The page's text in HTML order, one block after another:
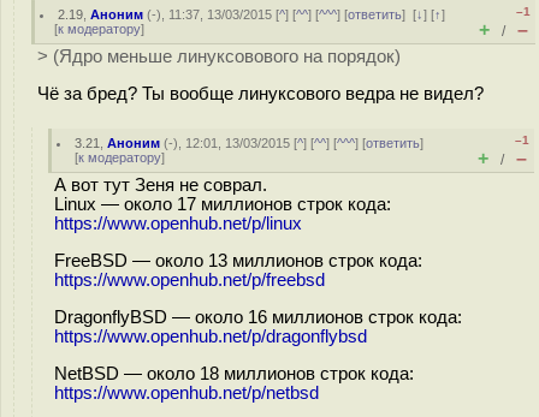
2.19 ,Аноним (-), 11:37, 13/03/2015 [^] [^^] [^^^] [ответить][↓] [↑]
[к модератору]
–1
+ / –
> (Ядро меньше линуксовового на порядок)
Чё за бред? Ты вообще линуксового ведра не видел?
3.21 ,Аноним (-), 12:01, 13/03/2015 [^] [^^] [^^^] [ответить]
[к модератору]
–1
+ / –
А вот тут Зеня не соврал.
Linux — около 17 миллионов строк кода:
https://www.openhub.net/p/linux
FreeBSD — около 13 миллионов строк кода:
https://www.openhub.net/p/freebsd
DragonflyBSD — около 16 миллионов строк кода:
https://www.openhub.net/p/dragonflybsd
NetBSD — около 18 миллионов строк кода:
https://www.openhub.net/p/netbsd